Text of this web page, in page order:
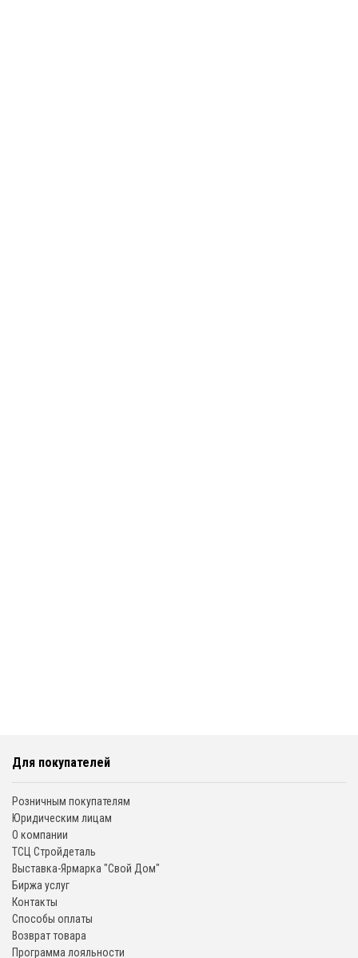
Для покупателей
Розничным покупателям
Юридическим лицам
О компании
ТСЦ Стройдеталь
Выставка-Ярмарка "Свой Дом"
Биржа услуг
Контакты
Способы оплаты
Возврат товара
Программа лояльности